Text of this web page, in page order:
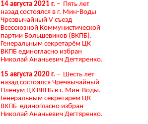
14 августа 2021 г. – Пять лет
назад состоялся в г. Мин-Воды
Чрезвычайный V съезд
Всесоюзной Коммунистической
партии Большевиков (ВКПБ).
Генеральным секретарём ЦК
ВКПБ единогласно избран
Николай Ананьевич Дегтяренко.
15 августа 2020 г. – Шесть лет
назад состоялся Чречвычайный
Пленум ЦК ВКПБ в г. Мин-Воды.
Генеральным секретарём ЦК
ВКПБ единогласно избран
Николай Ананьевич Дегтяренко.